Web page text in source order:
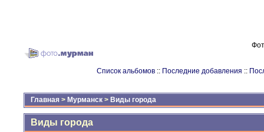
Список альбомов :: Последние добавления ::
Главная > Мурманск > Виды города
Виды города